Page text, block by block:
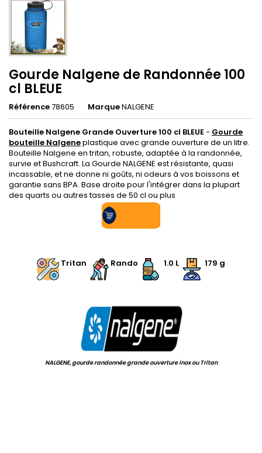
Gourde Nalgene de Randonnée 100
cl BLEUE
Référence78605 MarqueNALGENE
Bouteille Nalgene Grande Ouverture 100 cl BLEUE- Gourde
bouteille Nalgeneplastique avec grande ouverture de un litre.
Bouteille Nalgene en tritan, robuste, adaptée à la randonnée,
survie et Bushcraft. La Gourde NALGENE est résistante, quasi
incassable, et ne donne ni goûts, ni odeurs à vos boissons et
garantie sans BPA. Base droite pour l'intégrer dans la plupart
des quarts ou autres tasses de 50 cl ou plus
Tritan
Rando 1.0 L 179 g
NALGENE, gourde randonnée grande ouverture inox ou Tritan